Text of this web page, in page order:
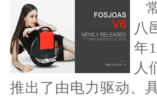
八
年
人
推出了由电力驱动、